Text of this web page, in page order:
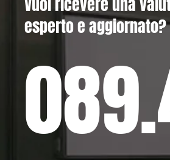
esperto e aggiornato?